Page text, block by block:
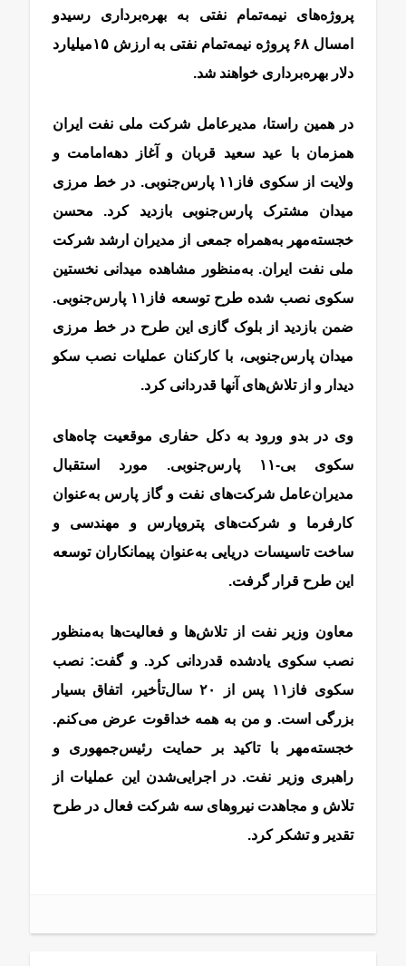
پروژه‌های نیمه‌‌‌‌‌‌تمام نفتی به بهره‌‌‌‌‌‌برداری رسید‌و
امسال ۶۸ پروژه نیمه‌‌‌‌‌‌تمام نفتی به ارزش ۱۵‌میلیارد
دلار بهره‌‌‌‌‌‌برداری خواهند شد.
در همین راستا، مدیرعامل شرکت ملی نفت ایران
همزمان با عید سعید قربان و آغاز دهه‌امامت و
ولایت از سکوی فاز‌۱۱ پارس‌جنوبی. در خط مرزی
میدان مشترک پارس‌جنوبی بازدید کرد. محسن
خجسته‌‌‌‌‌‌مهر به‌همراه جمعی از مدیران ارشد شرکت
ملی نفت ایران. به‌‌‌‌‌‌منظور مشاهده میدانی نخستین
سکوی نصب شده طرح توسعه فاز‌۱۱ پارس‌جنوبی.
ضمن بازدید از بلوک گازی این طرح در خط مرزی
میدان پارس‌جنوبی، با کارکنان عملیات نصب سکو
دیدار و از تلاش‌های آنها قدردانی کرد.
وی در بدو ورود به دکل حفاری موقعیت چاه‌‌‌‌‌‌های
سکوی بی-۱۱ پارس‌جنوبی. مورد استقبال
مدیران‌عامل شرکت‌های نفت و گاز پارس به‌عنوان
کارفرما و شرکت‌های پتروپارس و مهندسی و
ساخت تاسیسات دریایی به‌عنوان پیمانکاران توسعه
این طرح قرار گرفت.
معاون وزیر نفت از تلاش‌ها و فعالیت‌ها به‌‌‌‌‌‌منظور
نصب سکوی یادشده قدردانی کرد. و گفت: نصب
سکوی فاز‌۱۱ پس از ۲۰ سال‌تأخیر، اتفاق بسیار
بزرگی است. و من به همه خداقوت عرض می‌کنم.
خجسته‌‌‌‌‌‌مهر با تاکید بر حمایت رئیس‌‌‌‌‌‌جمهوری و
راهبری وزیر نفت. در اجرایی‌شدن این عملیات از
تلاش و مجاهدت نیروهای سه شرکت فعال در طرح
تقدیر و تشکر کرد.